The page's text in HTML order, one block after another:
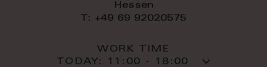
Hessen
T: +49 69 92020575
WORK TIME
TODAY:
11:00 - 18:00